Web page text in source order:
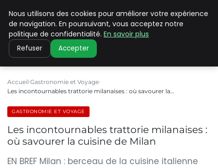
PILAT PATRIMOINES
Accueil Gastronomie et Voyage
Les incontournables trattorie milanaises : où savourer la…
GASTRONOMIE ET VOYAGE
Les incontournables trattorie milanaises :
où savourer la cuisine de Milan
EN BREF Milan : berceau de la cuisine italienne
Nous utilisons des cookies pour améliorer votre expérience
de navigation. En poursuivant, vous acceptez notre
politique de confidentialité. En savoir plus
Refuser Accepter